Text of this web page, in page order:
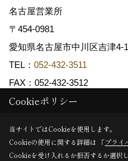
名古屋営業所
〒454-0981
愛知県名古屋市中川区吉津
TEL： 052-432-3511
FAX：052-432-3512
Copyright (c) 共和木材工業株式会
Produced byゴデスクリエイト
Cookieポリシー
当サイトではCookieを使用します。
Cookieの使用に関する詳細は 「プライ
Cookieを受け入れるか拒否するか選択